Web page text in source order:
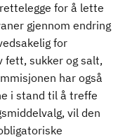
for å lette
gjennom endring
for
fett, sukker og salt,
har også
i stand til å treffe
vil den